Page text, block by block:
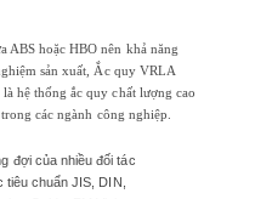
ABS hoặc HBO nên khả năng
sản xuất, Ắc quy VRLA
hệ thống ắc quy chất lượng cao
các ngành công nghiệp.
đợi của nhiều đối tác
chuẩn JIS, DIN,